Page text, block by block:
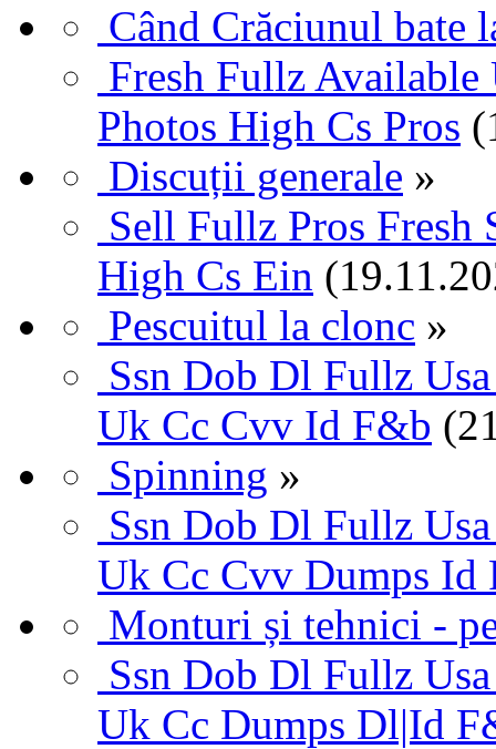
Când Crăciunul bate
Fresh Fullz
Photos High Cs Pros
Discuții generale »
Sell Fullz Pros
High Cs Ein
Pescuitul la clonc »
Ssn Dob Dl Fullz
Uk Cc Cvv Id F&b
Spinning »
Ssn Dob Dl Fullz
Uk Cc Cvv Dumps Id
Monturi și tehnici -
Ssn Dob Dl Fullz
Uk Cc Dumps Dl|Id